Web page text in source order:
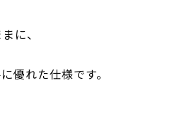
に、
優れた仕様です。